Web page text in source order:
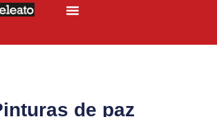
de paz